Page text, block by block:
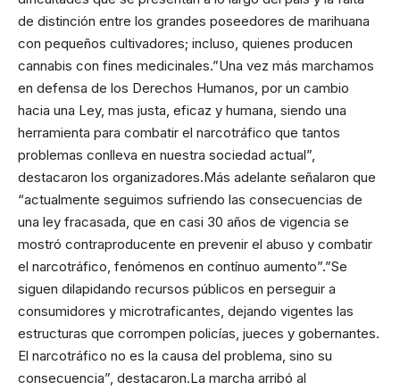
de distinción entre los grandes poseedores de marihuana
con pequeños cultivadores; incluso, quienes producen
cannabis con fines medicinales.”Una vez más marchamos
en defensa de los Derechos Humanos, por un cambio
hacia una Ley, mas justa, eficaz y humana, siendo una
herramienta para combatir el narcotráfico que tantos
problemas conlleva en nuestra sociedad actual”,
destacaron los organizadores.Más adelante señalaron que
“actualmente seguimos sufriendo las consecuencias de
una ley fracasada, que en casi 30 años de vigencia se
mostró contraproducente en prevenir el abuso y combatir
el narcotráfico, fenómenos en contínuo aumento”.”Se
siguen dilapidando recursos públicos en perseguir a
consumidores y microtraficantes, dejando vigentes las
estructuras que corrompen policías, jueces y gobernantes.
El narcotráfico no es la causa del problema, sino su
consecuencia”, destacaron.La marcha arribó al